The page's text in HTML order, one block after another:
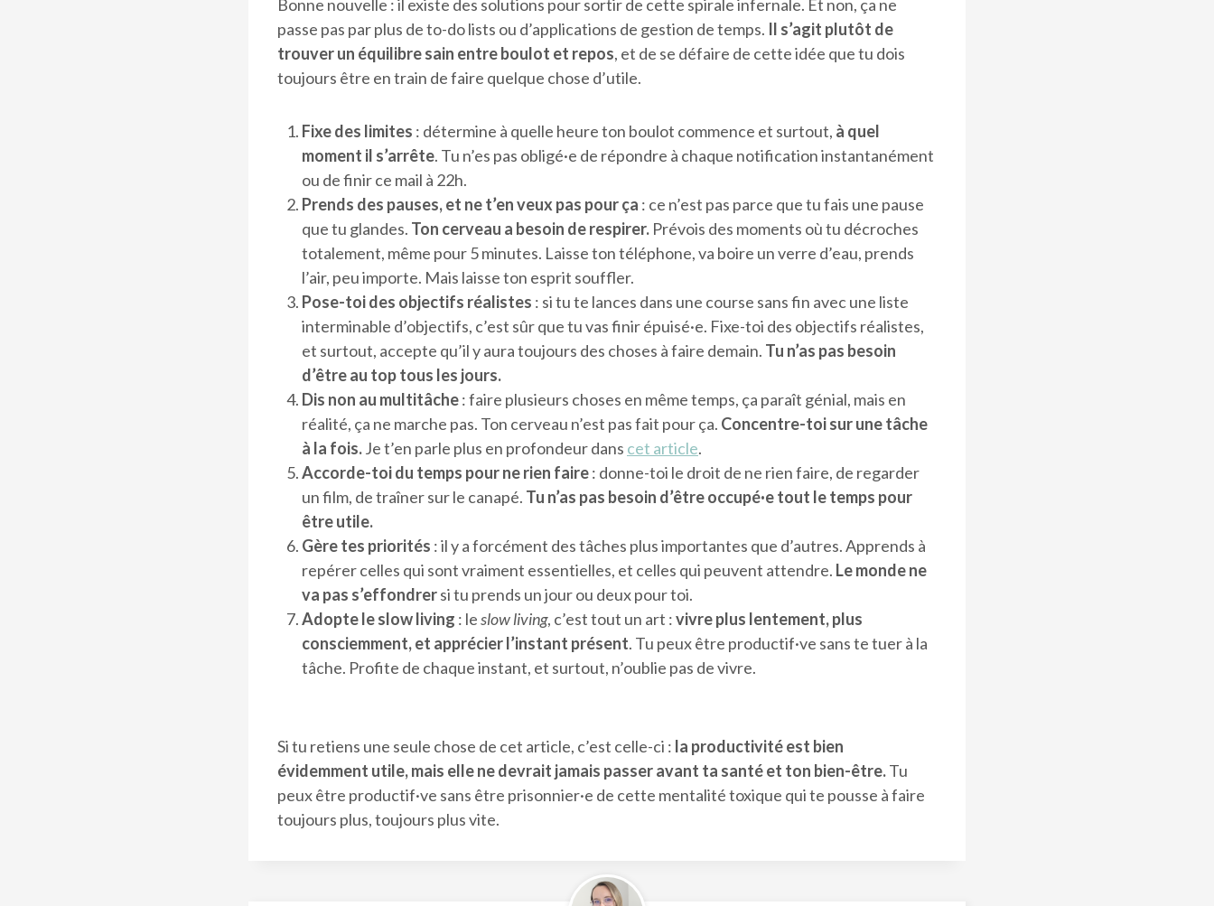
Bonne nouvelle : il existe des solutions pour sortir de cette spirale infernale. Et non, ça ne
passe pas par plus de to-do lists ou d’applications de gestion de temps. Il s’agit plutôt de
trouver un équilibre sain entre boulot et repos, et de se défaire de cette idée que tu dois
toujours être en train de faire quelque chose d’utile.
Fixe des limites : détermine à quelle heure ton boulot commence et surtout, à quel
moment il s’arrête. Tu n’es pas obligé·e de répondre à chaque notification instantanément
ou de finir ce mail à 22h.
Prends des pauses, et ne t’en veux pas pour ça : ce n’est pas parce que tu fais une pause
que tu glandes. Ton cerveau a besoin de respirer. Prévois des moments où tu décroches
totalement, même pour 5 minutes. Laisse ton téléphone, va boire un verre d’eau, prends
l’air, peu importe. Mais laisse ton esprit souffler.
Pose-toi des objectifs réalistes : si tu te lances dans une course sans fin avec une liste
interminable d’objectifs, c’est sûr que tu vas finir épuisé·e. Fixe-toi des objectifs réalistes,
et surtout, accepte qu’il y aura toujours des choses à faire demain. Tu n’as pas besoin
d’être au top tous les jours.
Dis non au multitâche: faire plusieurs choses en même temps, ça paraît génial, mais en
réalité, ça ne marche pas. Ton cerveau n’est pas fait pour ça. Concentre-toi sur une tâche
à la fois.Je t’en parle plus en profondeur dans cet article.
Accorde-toi du temps pour ne rien faire: donne-toi le droit de ne rien faire, de regarder
un film, de traîner sur le canapé. Tu n’as pas besoin d’être occupé·e tout le temps pour
être utile.
Gère tes priorités : il y a forcément des tâches plus importantes que d’autres. Apprends à
repérer celles qui sont vraiment essentielles, et celles qui peuvent attendre. Le monde ne
va pas s’effondrersi tu prends un jour ou deux pour toi.
Adopte le slow living : leslow living, c’est tout un art :vivre plus lentement, plus
consciemment, et apprécier l’instant présent. Tu peux être productif·ve sans te tuer à la
tâche. Profite de chaque instant, et surtout, n’oublie pas de vivre.
Si tu retiens une seule chose de cet article, c’est celle-ci : la productivité est bien
évidemment utile, mais elle ne devrait jamais passer avant ta santé et ton bien-être.Tu
peux être productif·ve sans être prisonnier·e de cette mentalité toxique qui te pousse à faire
toujours plus, toujours plus vite.